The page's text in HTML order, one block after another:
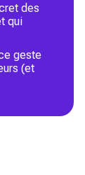
des
qui
geste
(et